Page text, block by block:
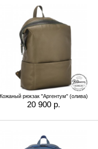
Кожаный рюкзак "Аргентум" (олива)
20 900 р.